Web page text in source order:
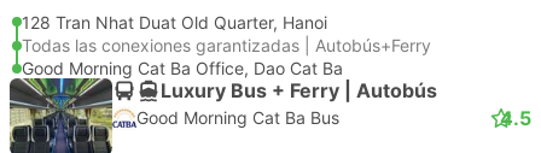
128 Tran Nhat Duat Old Quarter, Hanoi
Todas las conexiones garantizadas | Autobús+Ferry
Good Morning Cat Ba Office, Dao Cat Ba
Luxury Bus + Ferry | Autobús
Good Morning Cat Ba Bus 4.5